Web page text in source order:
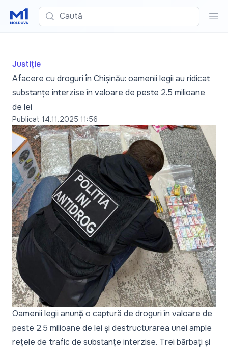
Caută
Justiție
Afacere cu droguri în Chișinău: oamenii legii au ridicat
substanțe interzise în valoare de peste 2.5 milioane
de lei
Publicat 14.11.2025 11:56
Oamenii legii anunță o captură de droguri în valoare de
peste 2.5 milioane de lei și destructurarea unei ample
rețele de trafic de substanțe interzise. Trei bărbați și